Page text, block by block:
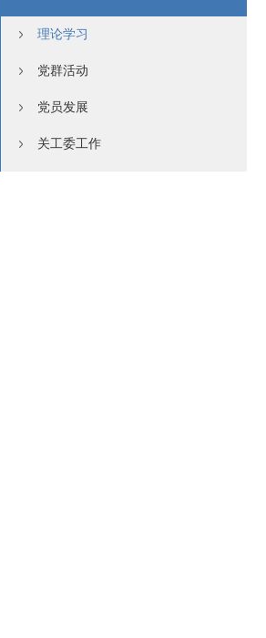
理论学习
党群活动
党员发展
关工委工作